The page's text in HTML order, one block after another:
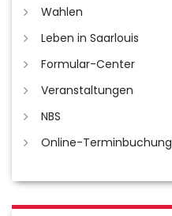
Wahlen
Leben in Saarlouis
Formular-Center
Veranstaltungen
NBS
Online-Terminbuchung